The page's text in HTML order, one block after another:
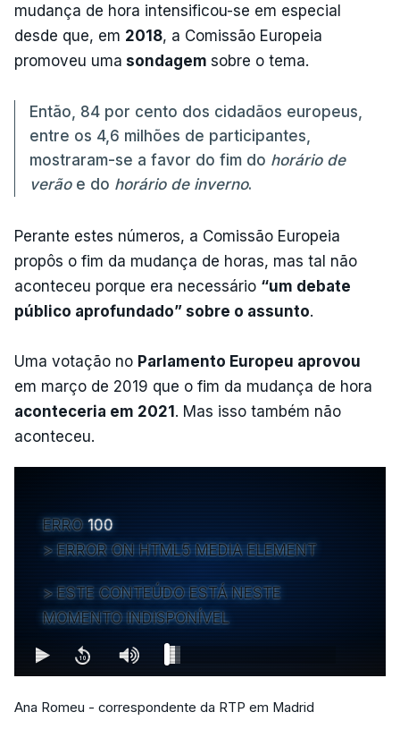
mudança de hora intensificou-se em especial
desde que, em 2018, a Comissão Europeia
promoveu uma sondagem sobre o tema.
Então, 84 por cento dos cidadãos europeus,
entre os 4,6 milhões de participantes,
mostraram-se a favor do fim do horário de
verãoe do horário de inverno.
Perante estes números, a Comissão Europeia
propôs o fim da mudança de horas, mas tal não
aconteceu porque era necessário “um debate
público aprofundado” sobre o assunto.
Uma votação no Parlamento Europeu aprovou
em março de 2019 que o fim da mudança de hora
aconteceria em 2021. Mas isso também não
aconteceu.
ERRO 100
ERROR ON HTML5 MEDIA ELEMENT
ESTE CONTEÚDO ESTÁ NESTE
MOMENTO INDISPONÍVEL
Ana Romeu - correspondente da RTP em Madrid